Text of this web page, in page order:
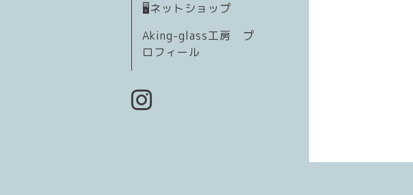
🖥️ネットショップ
Aking-glass工房 プ
ロフィール